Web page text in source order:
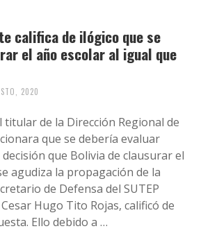
califica de ilógico que se
el año escolar al igual que
2020
titular de la Dirección Regional de
que se debería evaluar
que Bolivia de clausurar el
agudiza la propagación de la
de Defensa del SUTEP
Hugo Tito Rojas, calificó de
Ello debido a …